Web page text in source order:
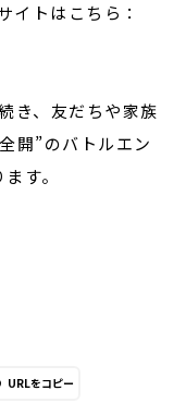
イトはこちら：
き、友だちや家族
開”のバトルエン
す。
URLをコピー